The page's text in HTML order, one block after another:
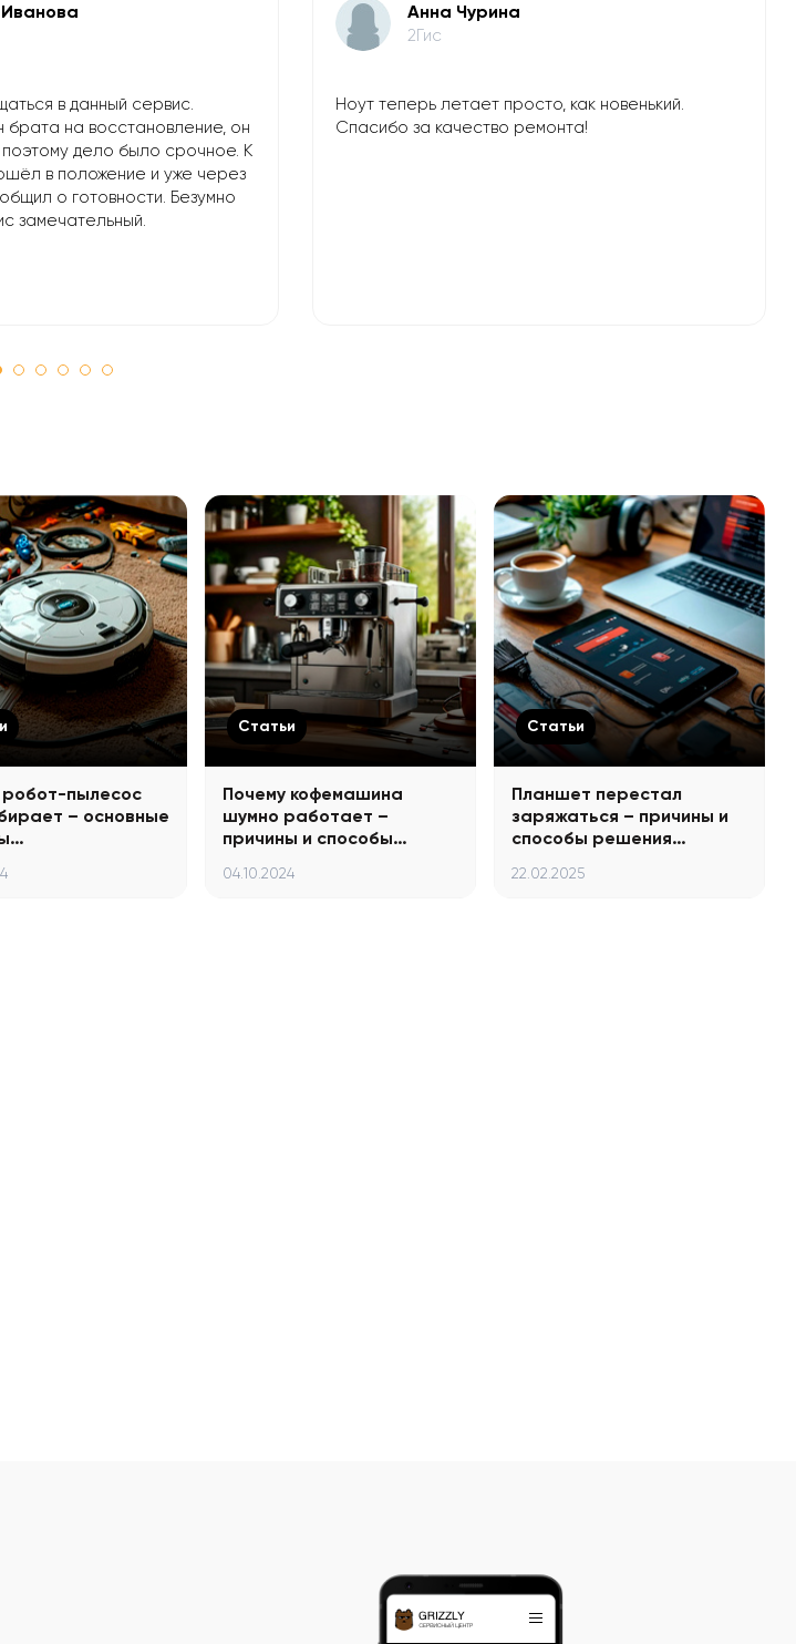
в данный сервис.
на восстановление, он
поэтому дело было срочное. К
в положение и уже через
о готовности. Безумно
замечательный.
Анна Чурина
2Гис
Ноут теперь летает просто, как новенький.
Спасибо за качество ремонта!
робот-пылесос
– основные
Статьи
Почему кофемашина
шумно работает –
причины и способы…
04.10.2024
Статьи
Планшет перестал
заряжаться – причины и
способы решения…
22.02.2025